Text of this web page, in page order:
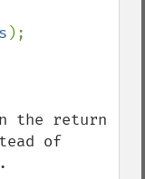
);
the return
of